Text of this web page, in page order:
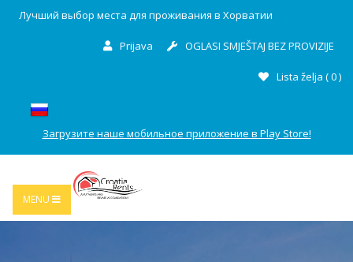
Лучший выбор места для проживания в Хорватии
Prijava OGLASI SMJEŠTAJ BEZ PROVIZIJE
Lista želja (0)
Загрузите наше мобильное приложение в Play Store!
MENU